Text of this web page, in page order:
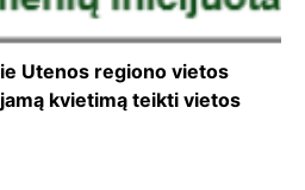
Utenos regiono vietos
kvietimą teikti vietos